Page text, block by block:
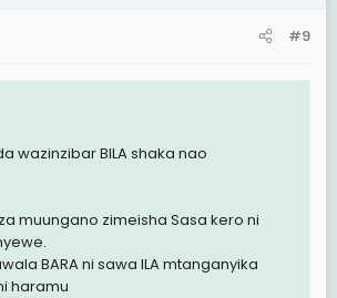
#9
wazinzibar BILA shaka nao
muungano zimeisha Sasa kero ni
BARA ni sawa ILA mtanganyika
haramu